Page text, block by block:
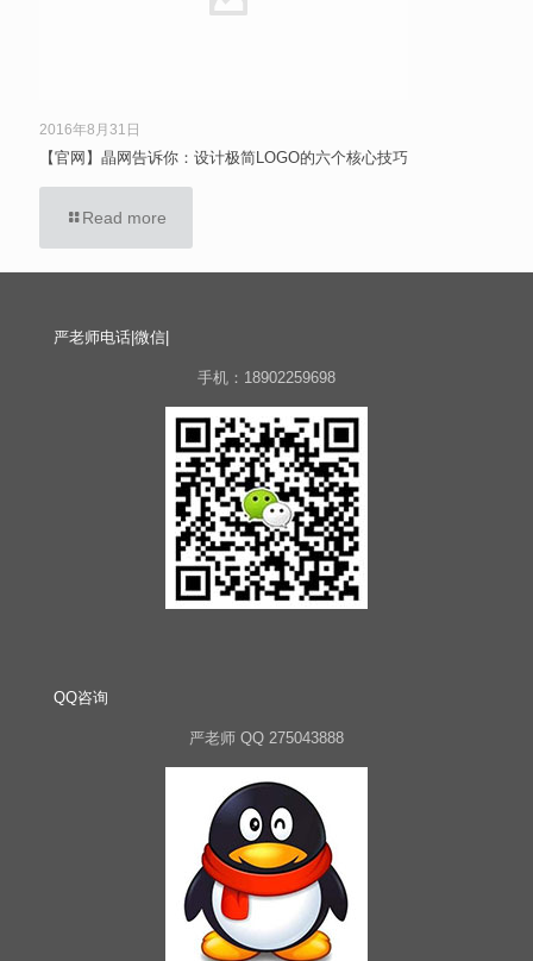
2016年8月31日
【官网】晶网告诉你：设计极简LOGO的六个核心技巧
Read more
严老师电话|微信|
手机：18902259698
QQ咨询
严老师 QQ 275043888